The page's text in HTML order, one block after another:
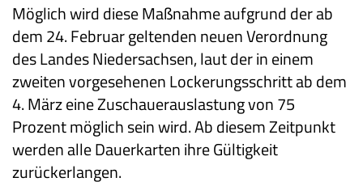
Möglich wird diese Maßnahme aufgrund der ab
dem 24. Februar geltenden neuen Verordnung
des Landes Niedersachsen, laut der in einem
zweiten vorgesehenen Lockerungsschritt ab dem
4. März eine Zuschauerauslastung von 75
Prozent möglich sein wird. Ab diesem Zeitpunkt
werden alle Dauerkarten ihre Gültigkeit
zurückerlangen.